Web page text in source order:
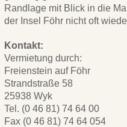
Randlage mit Blick in die
der Insel Föhr nicht oft
Kontakt:
Vermietung durch:
Freienstein auf Föhr
Strandstraße 58
25938 Wyk
Tel. (0 46 81) 74 64 00
Fax (0 46 81) 74 64 054